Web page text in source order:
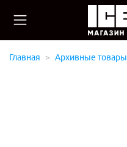
Главная Архивные товары